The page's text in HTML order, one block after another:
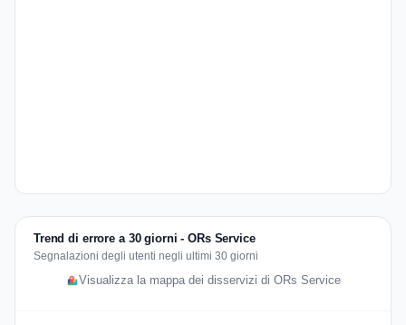
Trend di errore a 30 giorni - ORs Service
Segnalazioni degli utenti negli ultimi 30 giorni
Visualizza la mappa dei disservizi di ORs Service